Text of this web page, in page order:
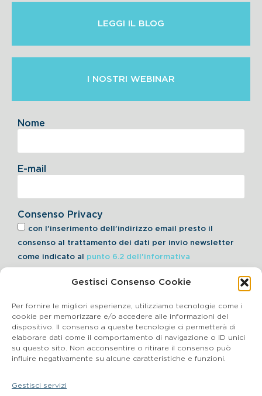
Gestisci Consenso Cookie
Per fornire le migliori esperienze, utilizziamo tecnologie come i
cookie per memorizzare e/o accedere alle informazioni del
dispositivo. Il consenso a queste tecnologie ci permetterà di
elaborare dati come il comportamento di navigazione o ID unici
su questo sito. Non acconsentire o ritirare il consenso può
influire negativamente su alcune caratteristiche e funzioni.
Gestisci servizi
LEGGI IL BLOG
I NOSTRI WEBINAR
Consenso Privacy
con l'inserimento dell'indirizzo email presto il
consenso al trattamento dei dati per invio newsletter
come indicato al punto 6.2 dell'informativa
Nome
E-mail
Iscriviti alla Newsletter
Cookie Policy